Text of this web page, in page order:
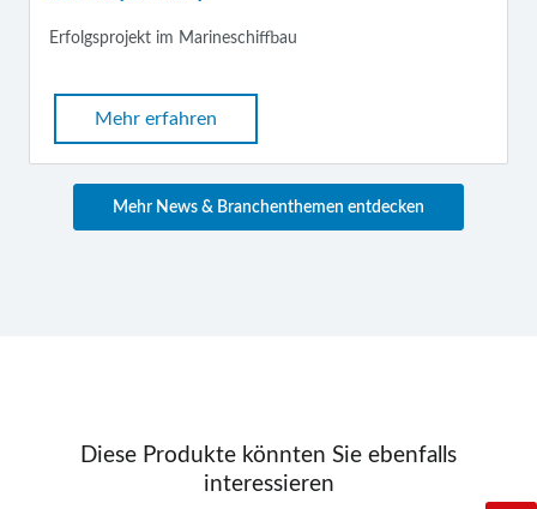
Erfolgsprojekt im Marineschiffbau
Mehr erfahren
Mehr News & Branchenthemen entdecken
Diese Produkte könnten Sie ebenfalls
interessieren